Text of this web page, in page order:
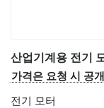
가격은 요청 시 공개
전기 모터